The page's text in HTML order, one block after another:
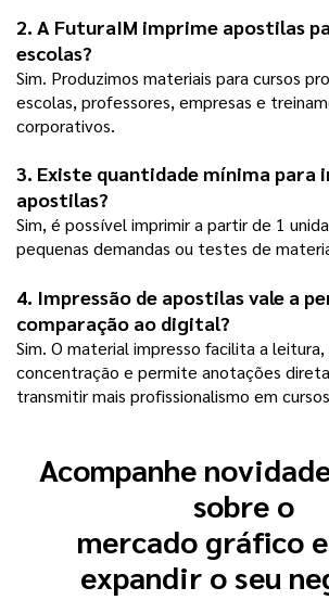
2. A FuturaIM imprime apostilas
escolas?
Sim. Produzimos materiais para cursos
escolas, professores, empresas e
corporativos.
3. Existe quantidade mínima para
apostilas?
Sim, é possível imprimir a partir de 1
pequenas demandas ou testes de
4. Impressão de apostilas vale a
comparação ao digital?
Sim. O material impresso facilita a
concentração e permite anotações
transmitir mais profissionalismo em
Acompanhe
sobre o
mercado gráfico
expandir o seu